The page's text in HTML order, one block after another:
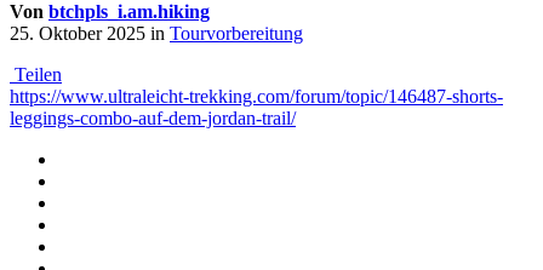
Von btchpls_i.am.hiking
25. Oktober 2025 in Tourvorbereitung
Teilen
https://www.ultraleicht-trekking.com/forum/topic/146487-shorts-
leggings-combo-auf-dem-jordan-trail/